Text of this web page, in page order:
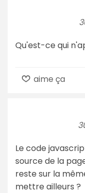
Qu'est-ce qui
aime ça
Le code
source de la
reste sur la
mettre ailleurs ?